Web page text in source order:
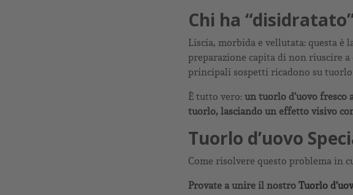
Chi ha
Liscia, morbida e vellutata: questa è
preparazione capita di non riuscire
principali sospetti ricadono su tuorlo
È tutto vero: un tuorlo d’uovo fresco
tuorlo, lasciando un effetto visivo
Tuorlo d’uovo
Come risolvere questo problema in
Provate a unire il nostro Tuorlo